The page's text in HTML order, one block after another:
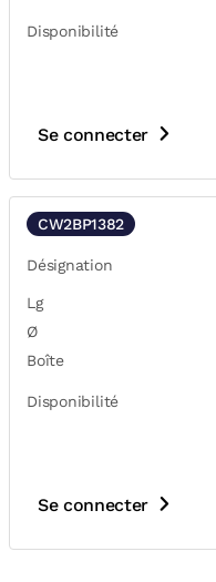
Disponibilité
Se connecter
CW2BP1382
Désignation
Lg
Ø
Boîte
Disponibilité
Se connecter